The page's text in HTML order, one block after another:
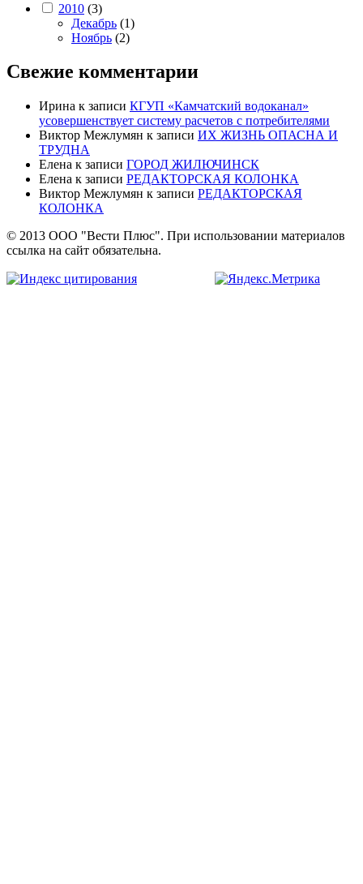
2010 (3)
Декабрь (1)
Ноябрь (2)
Свежие комментарии
Ирина к записи КГУП «Камчатский водоканал»
усовершенствует систему расчетов с потребителями
Виктор Межлумян к записи ИХ ЖИЗНЬ ОПАСНА И
ТРУДНА
Елена к записи ГОРОД ЖИЛЮЧИНСК
Елена к записи РЕДАКТОРСКАЯ КОЛОНКА
Виктор Межлумян к записи РЕДАКТОРСКАЯ
КОЛОНКА
© 2013 ООО "Вести Плюс". При использовании материалов
ссылка на сайт обязательна.